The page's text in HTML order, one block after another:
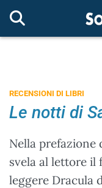
RECENSIONI DI LIBRI
Le notti di
Nella prefazione
svela al lettore il
leggere Dracula